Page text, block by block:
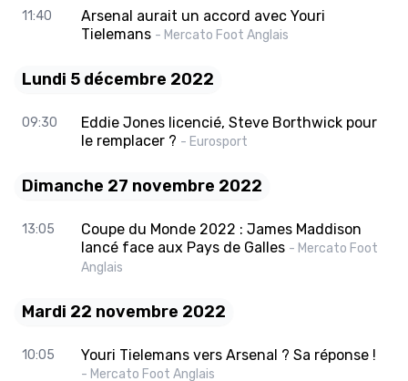
11:40
Arsenal aurait un accord avec Youri
Tielemans - Mercato Foot Anglais
Lundi 5 décembre 2022
09:30
Eddie Jones licencié, Steve Borthwick pour
le remplacer ? - Eurosport
Dimanche 27 novembre 2022
13:05
Coupe du Monde 2022 : James Maddison
lancé face aux Pays de Galles - Mercato Foot
Anglais
Mardi 22 novembre 2022
10:05 Youri Tielemans vers Arsenal ? Sa réponse !
- Mercato Foot Anglais